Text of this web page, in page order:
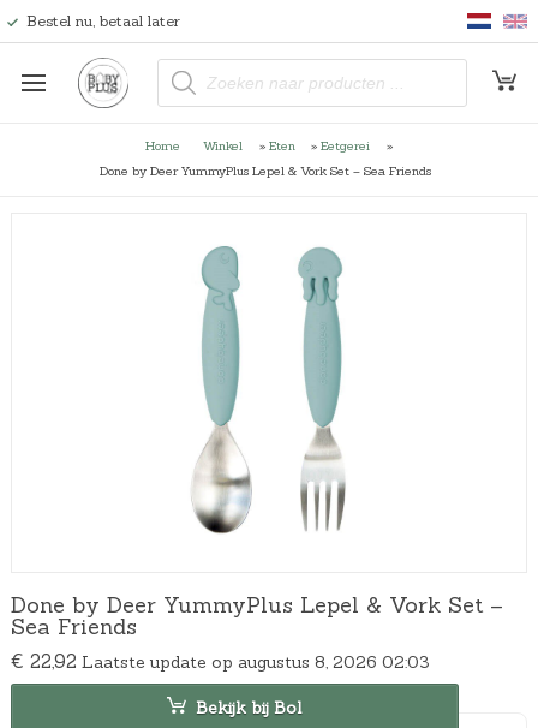
Bestel nu, betaal later
P
o
c
t
Home Winkel » Eten » Eetgerei
»
Done by Deer YummyPlus Lepel & Vork Set – Sea Friends
Done by Deer YummyPlus Lepel & Vork Set –
Sea Friends
€ 22,92 Laatste update op augustus 8, 2026 02:03
Bekijk bij Bol